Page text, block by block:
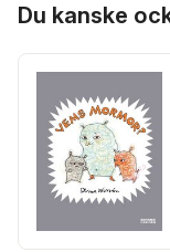
Du kanske